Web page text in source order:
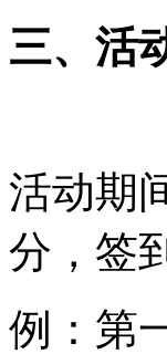
三、 活
活动期
分，签
例：第